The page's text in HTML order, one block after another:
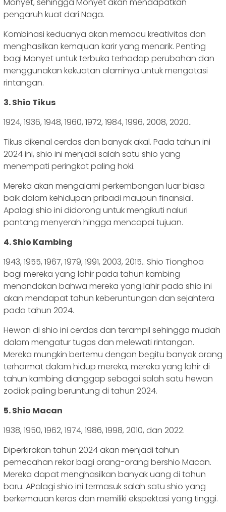
Monyet, sehingga Monyet akan mendapatkan
pengaruh kuat dari Naga.
Kombinasi keduanya akan memacu kreativitas dan
menghasilkan kemajuan karir yang menarik. Penting
bagi Monyet untuk terbuka terhadap perubahan dan
menggunakan kekuatan alaminya untuk mengatasi
rintangan.
3. Shio Tikus
1924, 1936, 1948, 1960, 1972, 1984, 1996, 2008, 2020..
Tikus dikenal cerdas dan banyak akal. Pada tahun ini
2024 ini, shio ini menjadi salah satu shio yang
menempati peringkat paling hoki.
Mereka akan mengalami perkembangan luar biasa
baik dalam kehidupan pribadi maupun finansial.
Apalagi shio ini didorong untuk mengikuti naluri
pantang menyerah hingga mencapai tujuan.
4. Shio Kambing
1943, 1955, 1967, 1979, 1991, 2003, 2015.. Shio Tionghoa
bagi mereka yang lahir pada tahun kambing
menandakan bahwa mereka yang lahir pada shio ini
akan mendapat tahun keberuntungan dan sejahtera
pada tahun 2024.
Hewan di shio ini cerdas dan terampil sehingga mudah
dalam mengatur tugas dan melewati rintangan.
Mereka mungkin bertemu dengan begitu banyak orang
terhormat dalam hidup mereka, mereka yang lahir di
tahun kambing dianggap sebagai salah satu hewan
zodiak paling beruntung di tahun 2024.
5. Shio Macan
1938, 1950, 1962, 1974, 1986, 1998, 2010, dan 2022.
Diperkirakan tahun 2024 akan menjadi tahun
pemecahan rekor bagi orang-orang bershio Macan.
Mereka dapat menghasilkan banyak uang di tahun
baru. APalagi shio ini termasuk salah satu shio yang
berkemauan keras dan memiliki ekspektasi yang tinggi.